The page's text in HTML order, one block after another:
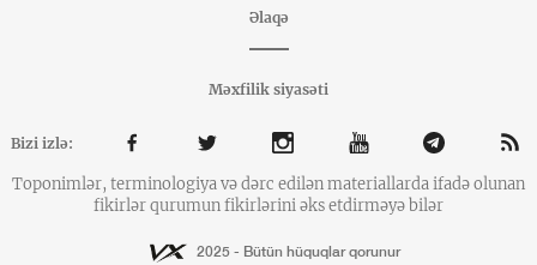
Əlaqə
Məxfilik siyasəti
Bizi izlə:
Toponimlər, terminologiya və dərc edilən materiallarda ifadə olunan
fikirlər qurumun fikirlərini əks etdirməyə bilər
2025 - Bütün hüquqlar qorunur